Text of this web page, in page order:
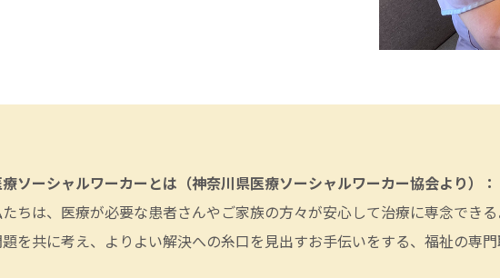
ソーシャルワーカーとは（神奈川県医療ソーシャルワーカー協会より）：
ちは、医療が必要な患者さんやご家族の方々が安心して治療に専念でき
を共に考え、よりよい解決への糸口を見出すお手伝いをする、福祉の専門